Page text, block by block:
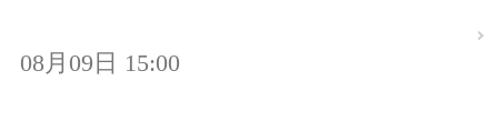
08月09日 15:00